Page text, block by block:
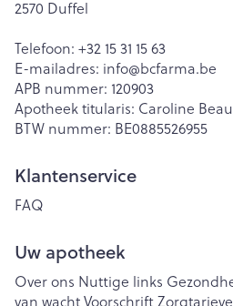
2570 Duffel
Telefoon: +32 15 31 15 63
E-mailadres: info@bcfarma.be
APB nummer: 120903
Apotheek titularis: Caroline
BTW nummer: BE0885526955
Klantenservice
FAQ
Uw apotheek
Over ons Nuttige links
van wachtVoorschrift